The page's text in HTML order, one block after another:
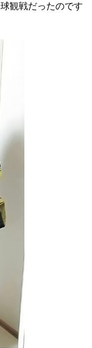
観戦だったのです